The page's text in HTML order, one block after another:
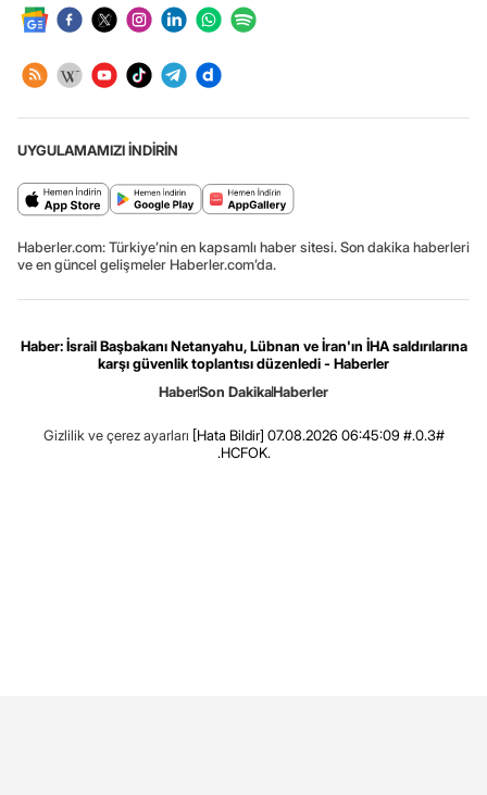
UYGULAMAMIZI İNDİRİN
Haberler.com: Türkiye’nin en kapsamlı haber sitesi. Son dakika haberleri
ve en güncel gelişmeler Haberler.com’da.
Haber: İsrail Başbakanı Netanyahu, Lübnan ve İran'ın İHA saldırılarına
karşı güvenlik toplantısı düzenledi - Haberler
HaberSon DakikaHaberler
Gizlilik ve çerez ayarları [Hata Bildir] 07.08.2026 06:45:09 #.0.3#
.HCFOK.